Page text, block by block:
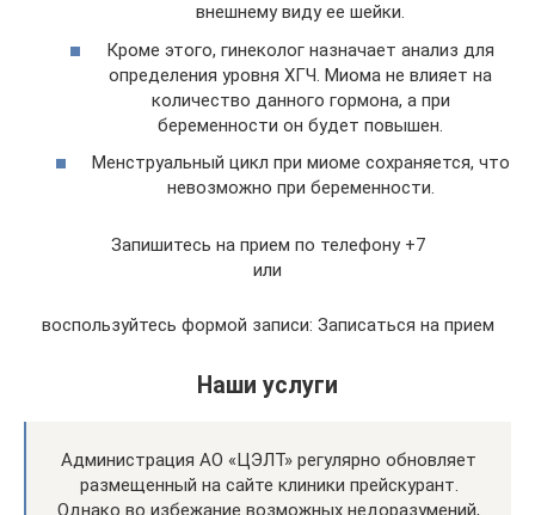
внешнему виду ее шейки.
Кроме этого, гинеколог назначает анализ для
определения уровня ХГЧ. Миома не влияет на
количество данного гормона, а при
беременности он будет повышен.
Менструальный цикл при миоме сохраняется, что
невозможно при беременности.
Запишитесь на прием по телефону +7
или
воспользуйтесь формой записи: Записаться на прием
Наши услуги
Администрация АО «ЦЭЛТ» регулярно обновляет
размещенный на сайте клиники прейскурант.
Однако во избежание возможных недоразумений,